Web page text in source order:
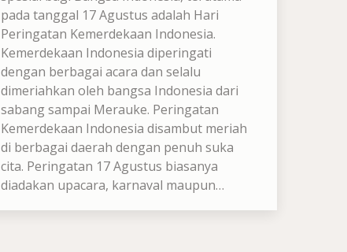
pada tanggal 17 Agustus adalah Hari
Peringatan Kemerdekaan Indonesia.
Kemerdekaan Indonesia diperingati
dengan berbagai acara dan selalu
dimeriahkan oleh bangsa Indonesia dari
sabang sampai Merauke. Peringatan
Kemerdekaan Indonesia disambut meriah
di berbagai daerah dengan penuh suka
cita. Peringatan 17 Agustus biasanya
diadakan upacara, karnaval maupun…